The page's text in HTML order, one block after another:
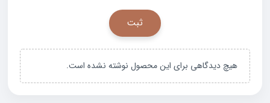
هیچ دیدگاهی برای این محصول نوشته نشده است.